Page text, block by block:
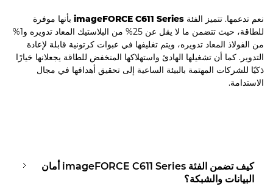
نعم تدعمها. تتميز الفئة imageFORCE C611 Series بأنها موفرة
للطاقة، حيث تتضمن ما لا يقل عن 25% من البلاستيك المعاد تدويره و1%
من الفولاذ المعاد تدويره، ويتم تغليفها في عبوات كرتونية قابلة لإعادة
التدوير. كما أن تشغيلها الهادئ واستهلاكها المنخفض للطاقة يجعلانها خيارًا
ذكيًا للشركات المهتمة بالبيئة الساعية إلى تحقيق أهدافها في مجال
الاستدامة.
كيف تضمن الفئة imageFORCE C611 Series أمان
البيانات والشبكة؟